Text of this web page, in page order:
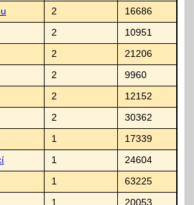
2 16686
2 10951
2 21206
2 9960
2 12152
2 30362
1 17339
1 24604
1 63225
1 20053